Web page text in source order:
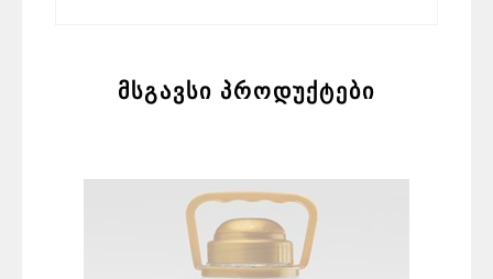
მსგავსი პროდუქტები